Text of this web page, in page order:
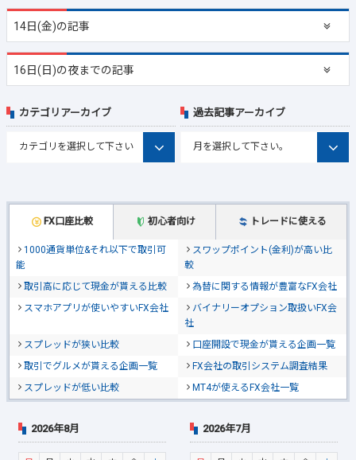
14日(金)の記事
16日(日)の夜までの記事
FX口座比較 初心者向け トレードに使える
1000通貨単位&それ以下で取引可
能
スワップポイント(金利)が高い比
較
取引高に応じて現金が貰える比較
為替に関する情報が豊富なFX会社
スマホアプリが使いやすいFX会社
バイナリーオプション取扱いFX会
社
スプレッドが狭い比較
口座開設で現金が貰える企画一覧
取引でグルメが貰える企画一覧
FX会社の取引システム調査結果
スプレッドが低い比較
MT4が使えるFX会社一覧
カテゴリアーカイブ 過去記事アーカイブ
2026年8月 2026年7月